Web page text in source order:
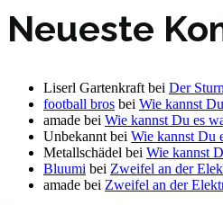
Neueste
Liserl Gartenkraft bei Der
football bros bei Wie kannst
amade bei Wie kannst Du es
Unbekannt bei Wie kannst Du
Metallschädel bei Wie kannst
Bluumi bei Zweifel an der
amade bei Zweifel an der